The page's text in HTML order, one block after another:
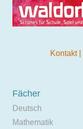
Kontakt
Fächer
Deutsch
Mathematik